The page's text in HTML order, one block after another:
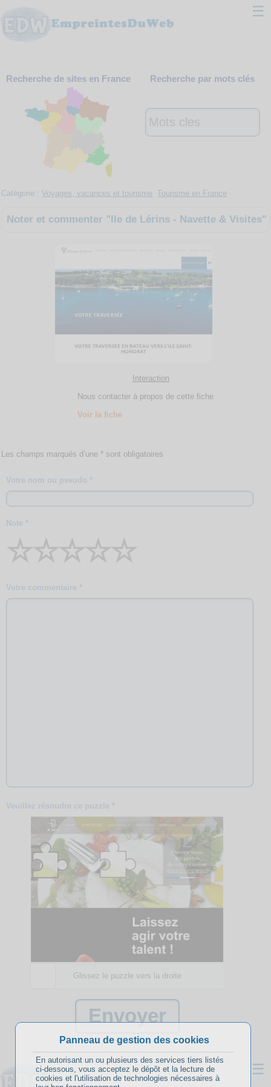
☰
Webmaster
Contact
Support
Recherche de sites en France Recherche par mots clés
Catégorie :Voyages, vacances et tourisme Tourisme en France
Noter et commenter "Ile de Lérins - Navette & Visites"
Interaction
Nous contacter à propos de cette fiche
Voir la fiche
Les champs marqués d’une * sont obligatoires
Votre nom ou pseudo *
Note *
☆
☆
☆
☆
☆
Votre commentaire *
Veuillez résoudre ce puzzle *
Glissez le puzzle vers la droite
☰
Panneau de gestion des cookies
En autorisant un ou plusieurs des services tiers listés
ci-dessous, vous acceptez le dépôt et la lecture de
cookies et l'utilisation de technologies nécessaires à